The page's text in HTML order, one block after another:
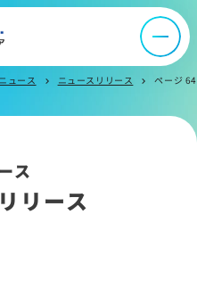
ニュース chevron_right ニュースリリース chevron_right ページ 64
ス
リース